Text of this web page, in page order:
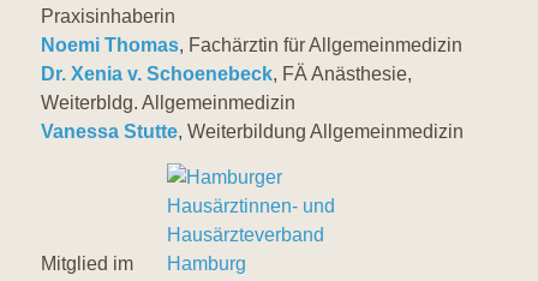
Praxisinhaberin
Noemi Thomas, Fachärztin für Allgemeinmedizin
Dr. Xenia v. Schoenebeck, FÄ Anästhesie,
Weiterbldg. Allgemeinmedizin
Vanessa Stutte, Weiterbildung Allgemeinmedizin
Mitglied im